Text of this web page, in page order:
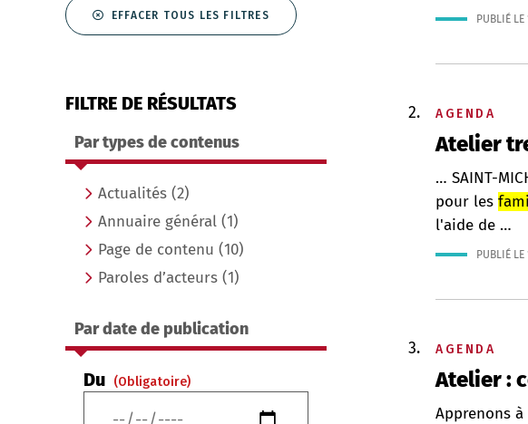
EFFACER TOUS LES FILTRES
FILTRE DE RÉSULTATS
Par types de contenus
Actualités (2)
Annuaire général (1)
Page de contenu (10)
Paroles d’acteurs (1)
Par date de publication
Du (Obligatoire)
PUBLIÉ LE
AGENDA
Atelier
… SAINT-
pour les
l'aide de …
PUBLIÉ LE
AGENDA
Atelier :
Apprenons